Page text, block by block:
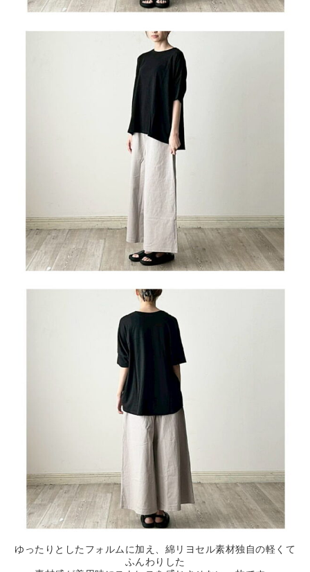
ゆったりとしたフォルムに加え、綿リヨセル素材独自の軽くて
ふんわりした